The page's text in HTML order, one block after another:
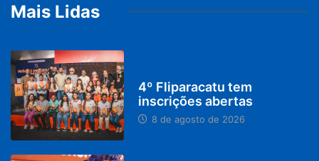
Mais Lidas
4º Fliparacatu tem
inscrições abertas
8 de agosto de 2026